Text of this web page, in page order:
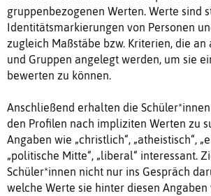
gruppenbezogenen Werten. Werte sind
Identitätsmarkierungen von Personen
zugleich Maßstäbe bzw. Kriterien, die an
und Gruppen angelegt werden, um sie
bewerten zu können.
Anschließend erhalten die
den Profilen nach impliziten Werten zu
Angaben wie „christlich“, „atheistisch“,
„politische Mitte“, „liberal“ interessant.
Schüler*innen nicht nur ins Gespräch
welche Werte sie hinter diesen